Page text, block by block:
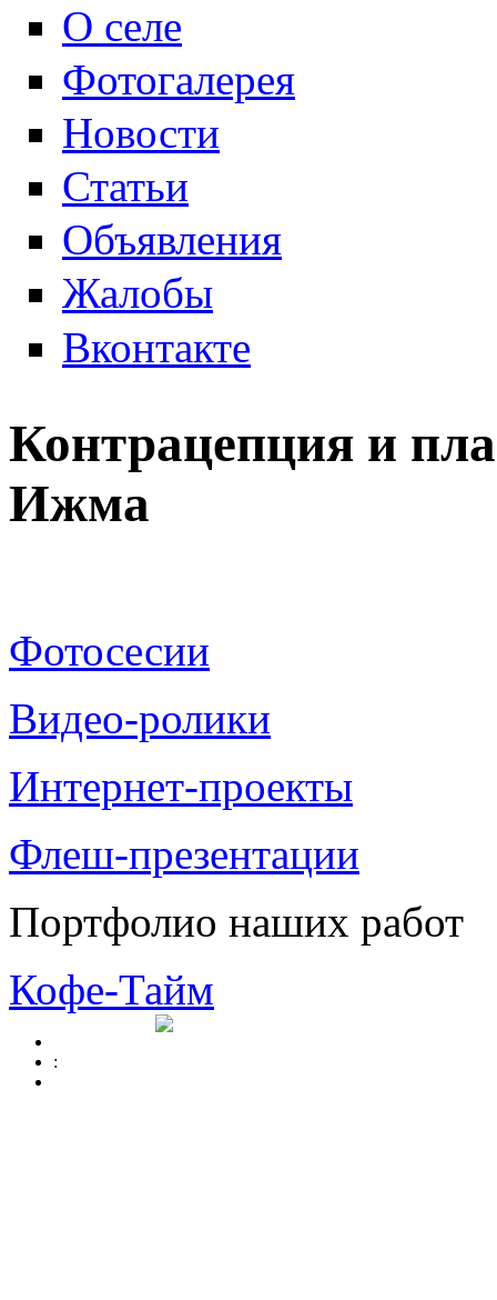
О селе
Фотогалерея
Новости
Статьи
Объявления
Жалобы
Вконтакте
Контрацепция и
Ижма
Фотосесии
Видео-ролики
Интернет-проекты
Флеш-презентации
Портфолио наших работ
Кофе-Тайм
: